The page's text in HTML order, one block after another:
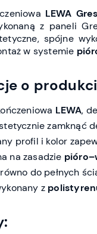
LEWA
z paneli
spójne
w systemie
o
LEWA,
zamknąć
profil i kolor
na zasadzie
do pełnych
z